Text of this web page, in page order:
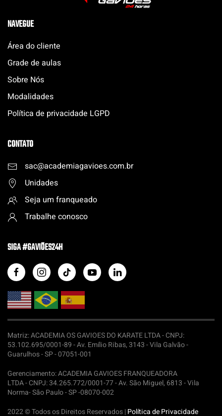
NAVEGUE
Área do cliente
Grade de aulas
Sobre Nós
Modalidades
Política de privacidade LGPD
CONTATO
sac@academiagavioes.com.br
Unidades
Seja um franqueado
Trabalhe conosco
SIGA #GAVIÕES24H
Matriz: ACADEMIA OS GAVIOES DO KARATE LTDA -CNPJ:
53.102.695/0001-89 - Av. Emílio Ribas, 3143 - Vila Galvão -
Guarulhos - SP - 07051-001
Gerenciamento: ACADEMIA GAVIOES FRANQUEADORA
LTDA -CNPJ: 34.265.772/0001-77 - Av. São Miguel, 6813 - Vila
Norma- São Paulo - SP -08070-002
2022 © Todos os Direitos Reservados |Política de Privacidade